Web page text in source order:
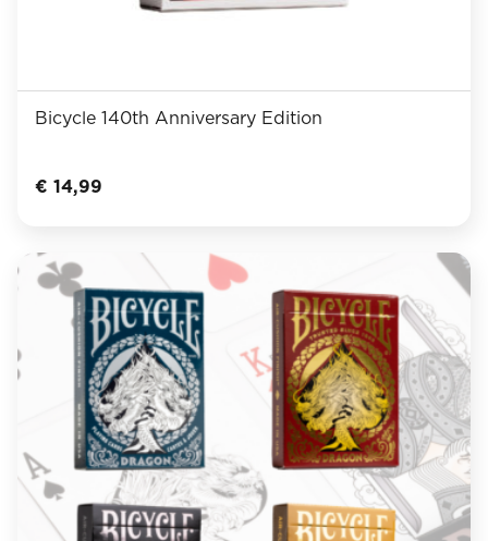
Bicycle 140th Anniversary Edition
€ 14,99